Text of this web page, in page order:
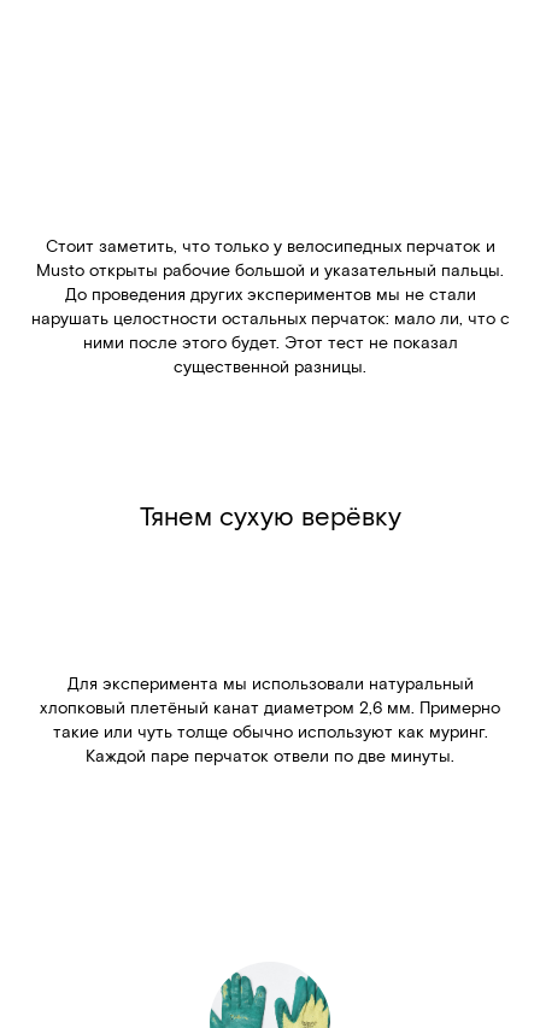
Стоит заметить, что только у велосипедных перчаток и
Musto открыты рабочие большой и указательный пальцы.
До проведения других экспериментов мы не стали
нарушать целостности остальных перчаток: мало ли, что с
ними после этого будет. Этот тест не показал
существенной разницы.
Тянем сухую верёвку
Для эксперимента мы использовали натуральный
хлопковый плетёный канат диаметром 2,6 мм. Примерно
такие или чуть толще обычно используют как муринг.
Каждой паре перчаток отвели по две минуты.